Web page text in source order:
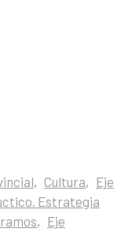
‚ Cultura‚ Eje
Estrategia
‚ Eje